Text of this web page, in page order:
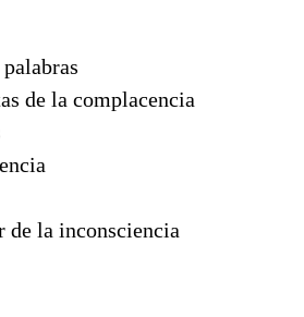
de la complacencia
de la inconsciencia